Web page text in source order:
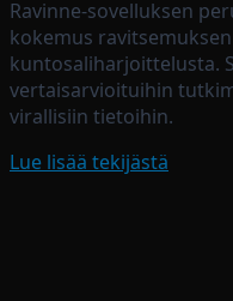
Ravinne-sovelluksen
kokemus
kuntosaliharjoittelusta.
vertaisarvioituihin
virallisiin tietoihin.
Lue lisää tekijästä